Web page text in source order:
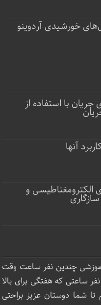
خورشیدی آردوینو
با استفاده از
آنها
الکترومغناطیسی و
چندین نفر ساعت‌ وقت
ساعتی که هفتگی برای بالا
شما دوستان عزیز براحتی